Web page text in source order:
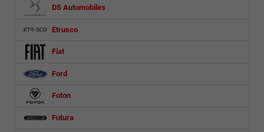
DS Automobiles
Etrusco
Fiat
Ford
Foton
Futura